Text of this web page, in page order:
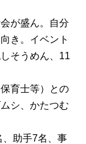
が盛ん。自分
き。イベント
そうめん、11
育士等）との
シ、かたつむ
助手7名、事